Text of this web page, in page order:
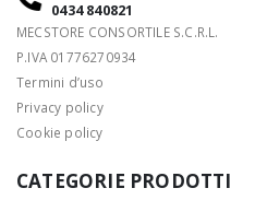
0434 840821
MECSTORE CONSORTILE S.C.R.L.
P.IVA 01776270934
Termini d’uso
Privacy policy
Cookie policy
CATEGORIE PRODOTTI